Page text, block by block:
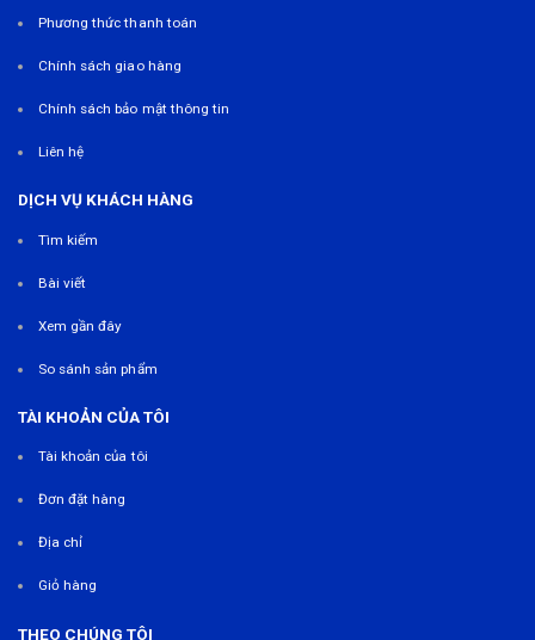
Phương thức thanh toán
Chính sách giao hàng
Chính sách bảo mật thông tin
Liên hệ
DỊCH VỤ KHÁCH HÀNG
Tìm kiếm
Bài viết
Xem gần đây
So sánh sản phẩm
TÀI KHOẢN CỦA TÔI
Tài khoản của tôi
Đơn đặt hàng
Địa chỉ
Giỏ hàng
THEO CHÚNG TÔI